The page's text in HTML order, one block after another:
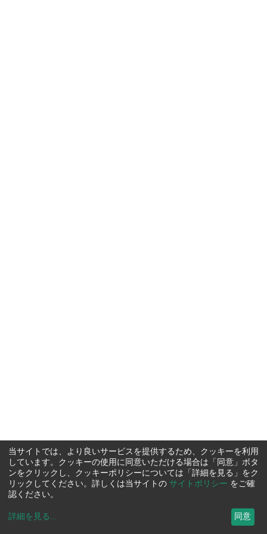
当サイトでは、より良いサービスを提供するため、クッキーを利用
しています。クッキーの使用に同意いただける場合は「同意」ボタ
ンをクリックし、クッキーポリシーについては「詳細を見る」をク
リックしてください。詳しくは当サイトの サイトポリシー をご確
認ください。
詳細を見る ... 同意